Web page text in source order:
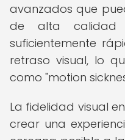
avanzados que
de alta
suficientemente
retraso visual, lo
como "motion
La fidelidad visual
crear una